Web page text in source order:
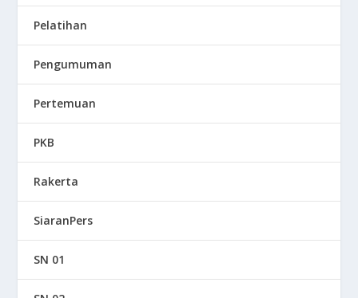
Pelatihan
Pengumuman
Pertemuan
PKB
Rakerta
SiaranPers
SN 01